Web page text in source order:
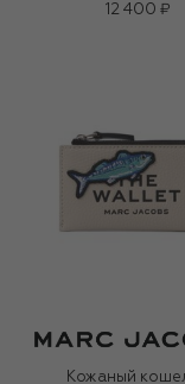
12 400 ₽
Кожаный